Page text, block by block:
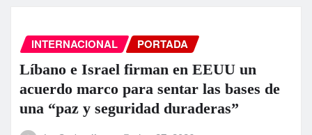
INTERNACIONAL PORTADA
Líbano e Israel firman en EEUU un
acuerdo marco para sentar las bases de
una “paz y seguridad duraderas”